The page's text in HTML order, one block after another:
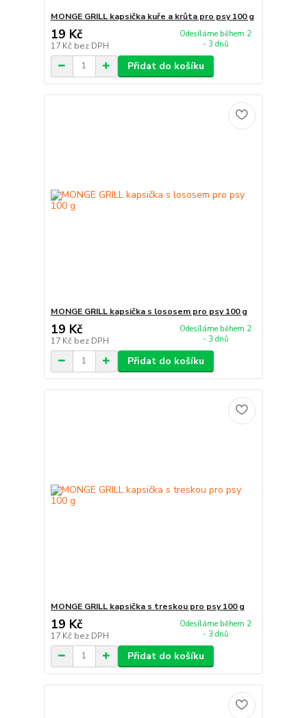
MONGE GRILL kapsička kuře a krůta pro psy 100 g
19 Kč
17 Kč bez DPH
Odesíláme během 2
- 3 dnů
Přidat do košíku
MONGE GRILL kapsička s lososem pro psy 100 g
19 Kč
17 Kč bez DPH
Odesíláme během 2
- 3 dnů
Přidat do košíku
MONGE GRILL kapsička s treskou pro psy 100 g
19 Kč
17 Kč bez DPH
Odesíláme během 2
- 3 dnů
Přidat do košíku